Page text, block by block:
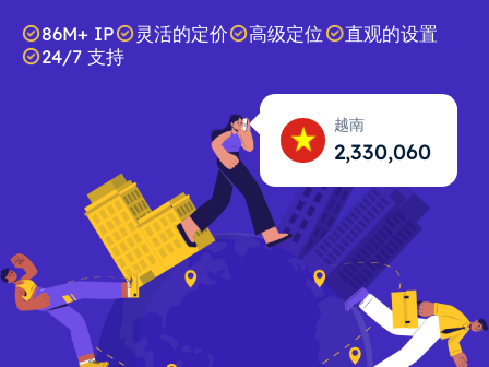
86M+ IP 灵活的定价 高级定位
直观的设置
24/7 支持
越南
2,330,062